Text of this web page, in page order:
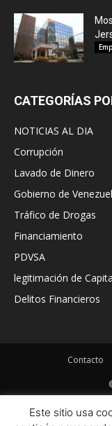
CATEGORÍAS
NOTICIAS AL DIA
Corrupción
Lavado de Dinero
Gobierno de
Tráfico de Drogas
Financiamiento
PDVSA
legitimación de
Delitos Financieros
Contacto
Este sitio usa